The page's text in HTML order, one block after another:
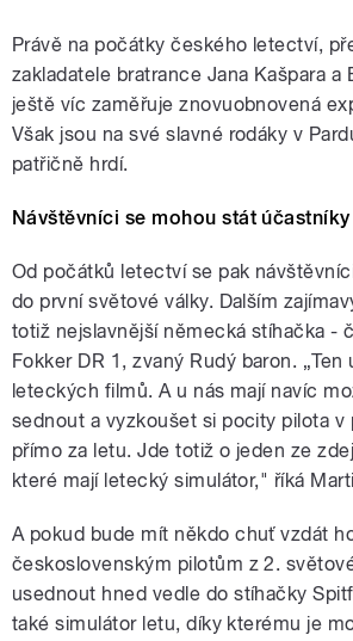
Právě na počátky českého letectví,
zakladatele bratrance Jana Kašpara a
ještě víc zaměřuje znovuobnovená
Však jsou na své slavné rodáky v
patřičně hrdí.
Návštěvníci se mohou stát
Od počátků letectví se pak
do první světové války. Dalším
totiž nejslavnější německá stíhačka -
Fokker DR 1, zvaný Rudý baron.
leteckých filmů. A u nás mají navíc
sednout a vyzkoušet si pocity pilota v
přímo za letu. Jde totiž o jeden ze
které mají letecký simulátor," říká
A pokud bude mít někdo chuť vzdát
československým pilotům z 2.
usednout hned vedle do stíhačky
také simulátor letu, díky kterému je